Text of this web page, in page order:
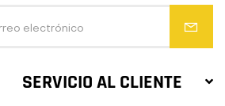
SERVICIO AL CLIENTE